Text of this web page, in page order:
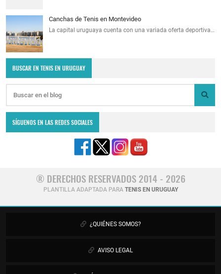
Canchas de Tenis en Montevideo
La capital uruguaya cuenta con una variada oferta deportiva…
BUSCAR EN TENIS EN URUGUAY
SÍGUENOS EN LAS REDES SOCIALES
® DERECHOS RESERVADOS 2014 - 2026
PLANTILLA ADAPTADA PARA TENIS EN URUGUAY
¿QUIÉNES SOMOS?
AVISO LEGAL